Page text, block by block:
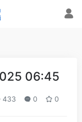
06:45
433 0 0